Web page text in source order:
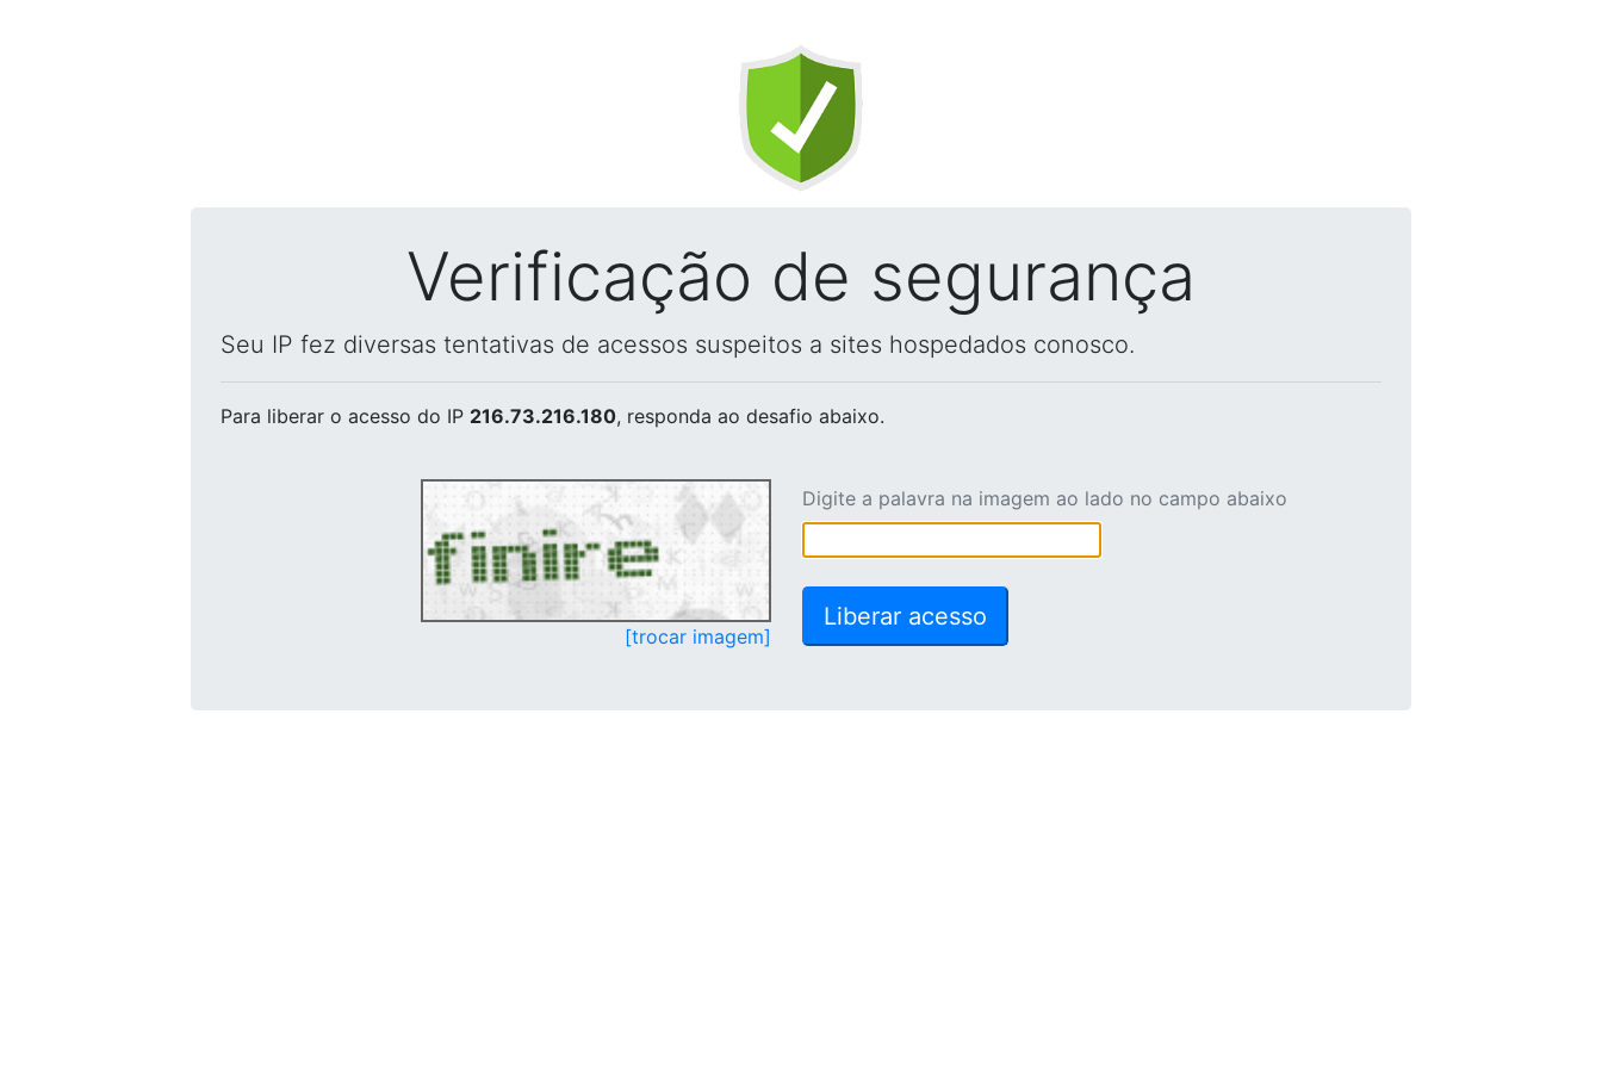
Verificação de segurança
Seu IP fez diversas tentativas de acessos suspeitos a sites hospedados conosco.
Para liberar o acesso do IP 216.73.216.180, responda ao desafio abaixo.
[trocar imagem]
Digite a palavra na imagem ao lado no campo abaixo